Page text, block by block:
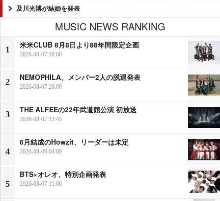
及川光博が結婚を発表
MUSIC NEWS RANKING
1
米米CLUB 8月8日より88年間限定企画
2026-08-07 18:00
2
NEMOPHILA、メンバー2人の脱退発表
2026-08-07 20:00
3
THE ALFEEの22年武道館公演 初放送
2026-08-07 13:45
4
6月結成のHowzit、リーダーは未定
2026-08-09 04:00
5
BTS×オレオ、特別企画発表
2026-08-07 11:00